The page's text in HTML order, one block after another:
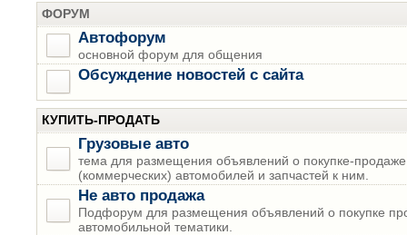
ФОРУМ
Автофорум
основной форум для общения
Обсуждение новостей с сайта
КУПИТЬ-ПРОДАТЬ
Грузовые авто
тема для размещения объявлений о покупке-продаже
(коммерческих) автомобилей и запчастей к ним.
Не авто продажа
Подфорум для размещения объявлений о покупке
автомобильной тематики.